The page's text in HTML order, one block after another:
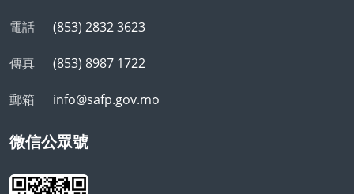
電話 (853) 2832 3623
傳真 (853) 8987 1722
郵箱 info@safp.gov.mo
微信公眾號